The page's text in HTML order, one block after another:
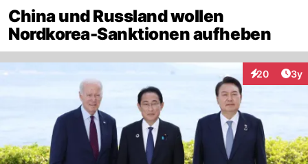
China und Russland wollen
Nordkorea-Sanktionen aufheben
20
Interaktionen
3y